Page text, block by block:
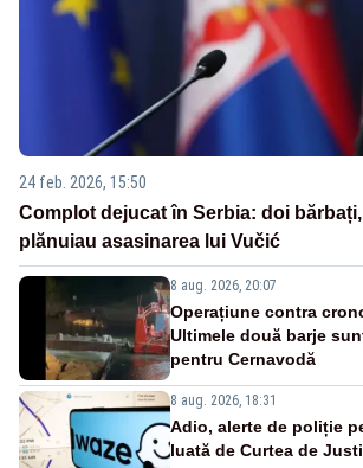
24 feb. 2026, 15:50
Complot dejucat în Serbia: doi
plănuiau asasinarea lui Vučić
8 aug. 2026, 20:07
Operațiune contra
Ultimele două barje
pentru Cernavodă
8 aug. 2026, 18:31
Adio, alerte de poliție
luată de Curtea de